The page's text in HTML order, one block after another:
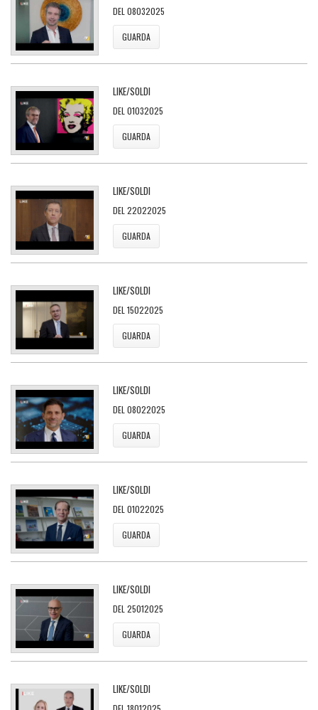
DEL 08032025
GUARDA
LIKE/SOLDI
DEL 01032025
GUARDA
LIKE/SOLDI
DEL 22022025
GUARDA
LIKE/SOLDI
DEL 15022025
GUARDA
LIKE/SOLDI
DEL 08022025
GUARDA
LIKE/SOLDI
DEL 01022025
GUARDA
LIKE/SOLDI
DEL 25012025
GUARDA
LIKE/SOLDI